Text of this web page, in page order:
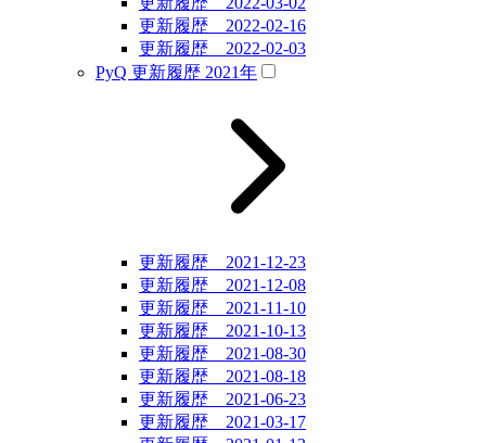
更新履歴 2022-02-16
更新履歴 2022-02-03
PyQ 更新履歴 2021年
更新履歴 2021-12-23
更新履歴 2021-12-08
更新履歴 2021-11-10
更新履歴 2021-10-13
更新履歴 2021-08-30
更新履歴 2021-08-18
更新履歴 2021-06-23
更新履歴 2021-03-17